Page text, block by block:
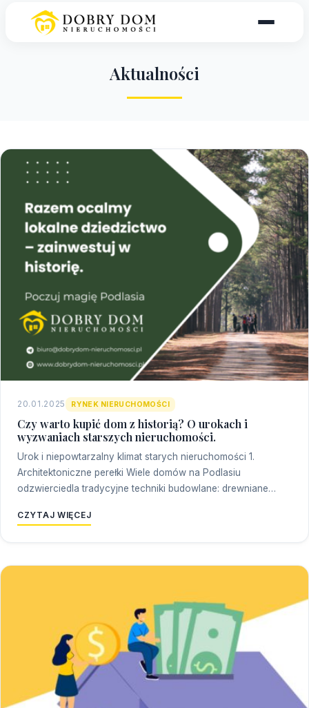
Aktualności
20.01.2025 RYNEK NIERUCHOMOŚCI
Czy warto kupić dom z historią? O urokach i
wyzwaniach starszych nieruchomości.
Urok i niepowtarzalny klimat starych nieruchomości 1.
Architektoniczne perełki Wiele domów na Podlasiu
odzwierciedla tradycyjne techniki budowlane: drewniane…
CZYTAJ WIĘCEJ